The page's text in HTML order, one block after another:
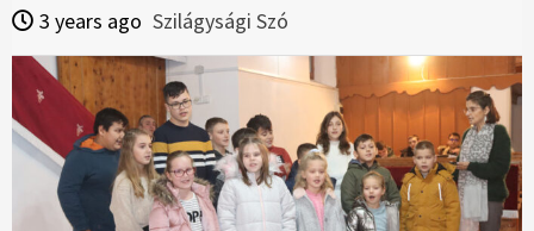
3 years ago Szilágysági Szó